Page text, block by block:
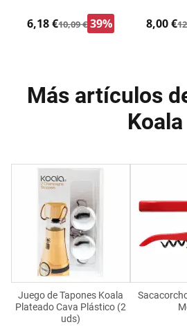
6,18 €10,09 € 39% 8,00 €
Más artículos
Koala
Juego de Tapones Koala
Plateado Cava Plástico (2
uds)